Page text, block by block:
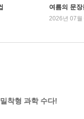
여름의 문장
2026년 07월
착형 과학 수다!